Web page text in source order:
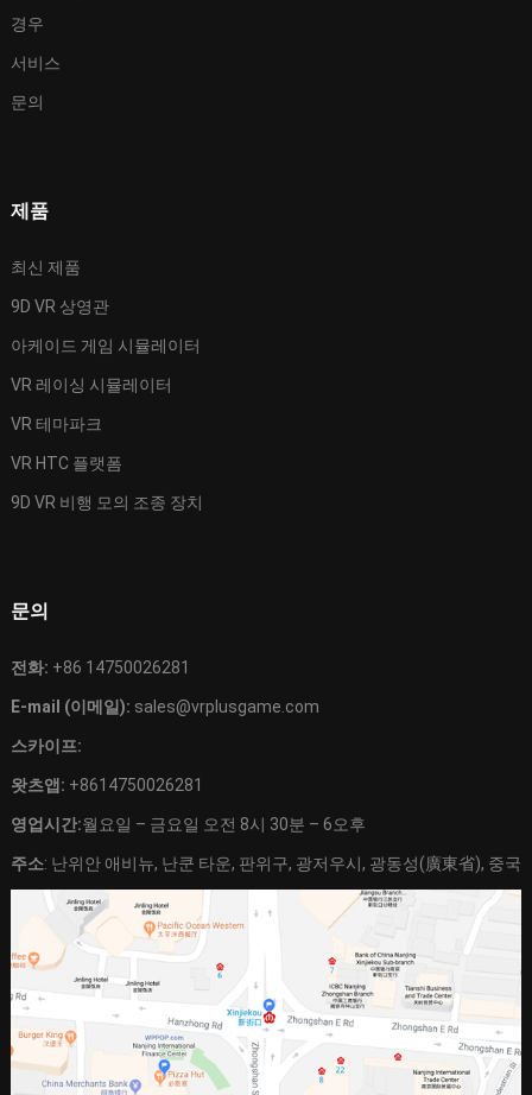
경우
서비스
문의
제품
최신 제품
9D VR 상영관
아케이드 게임 시뮬레이터
VR 레이싱 시뮬레이터
VR 테마파크
VR HTC 플랫폼
9D VR 비행 모의 조종 장치
문의
전화: +86 14750026281
E-mail (이메일): sales@vrplusgame.com
스카이프:
왓츠앱: +8614750026281
영업시간:월요일 – 금요일 오전 8시 30분 – 6오후
주소: 난위안 애비뉴, 난쿤 타운, 판위구, 광저우시, 광동성(廣東省), 중국